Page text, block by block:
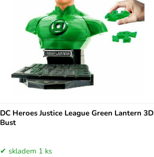
DC Heroes Justice League Green Lantern 3D
Bust
skladem 1 ks